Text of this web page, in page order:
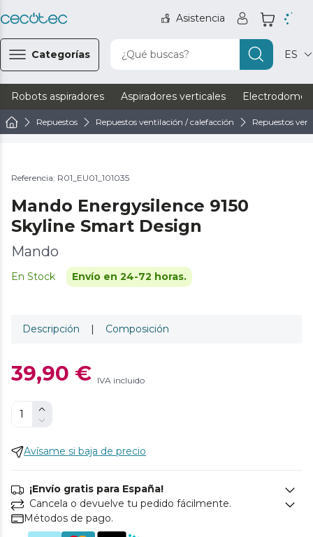
Asistencia
Categorías ¿Qué buscas? ES
Robots aspiradores Aspiradores verticales
Repuestos Repuestos ventilación / calefacción Repuestos
Referencia: R01_EU01_101035
Mando Energysilence 9150
Skyline Smart Design
Mando
En Stock Envío en 24-72 horas.
Descripción | Composición
39,90 € IVA incluido
Avísame si baja de precio
¡Envío gratis para España!
Cancela o devuelve tu pedido fácilmente.
Métodos de pago.